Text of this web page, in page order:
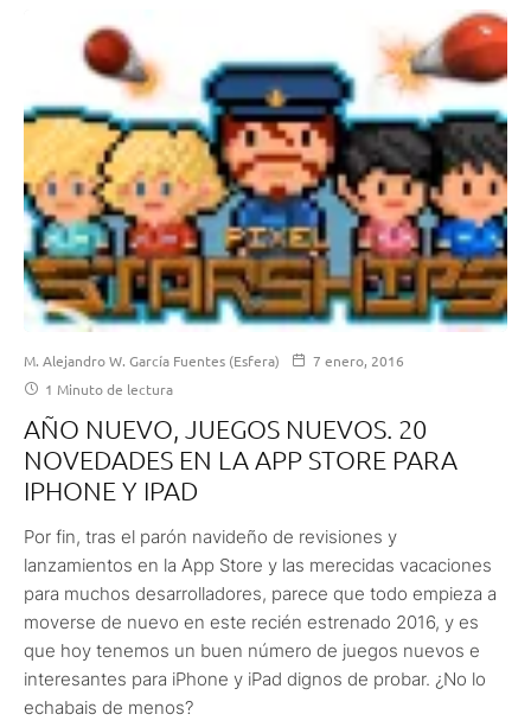
M. Alejandro W. García Fuentes (Esfera)
7 enero, 2016
1 Minuto de lectura
AÑO NUEVO, JUEGOS NUEVOS. 20
NOVEDADES EN LA APP STORE PARA
IPHONE Y IPAD
Por fin, tras el parón navideño de revisiones y
lanzamientos en la App Store y las merecidas vacaciones
para muchos desarrolladores, parece que todo empieza a
moverse de nuevo en este recién estrenado 2016, y es
que hoy tenemos un buen número de juegos nuevos e
interesantes para iPhone y iPad dignos de probar. ¿No lo
echabais de menos?